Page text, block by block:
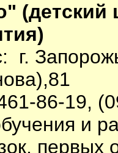
(детский
г.
86-19,
и
первых